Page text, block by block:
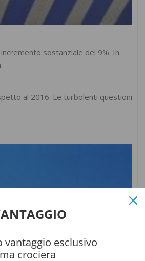
sostanziale del 9%. In
al 2016. Le turbolenti questioni
esclusivo
crociera